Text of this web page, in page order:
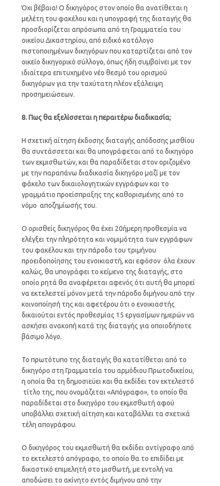
Όχι βέβαια! Ο δικηγόρος στον οποίο θα ανατίθεται η
μελέτη του φακέλου και η υπογραφή της διαταγής θα
προσδιορίζεται απρόσωπα από τη Γραμματεία του
οικείου Δικαστηρίου, από ειδικό κατάλογο
πιστοποιημένων δικηγόρων που καταρτίζεται από τον
οικείο δικηγορικό σύλλογο, όπως ήδη συμβαίνει με τον
ιδιαίτερα επιτυχημένο νέο θεσμό του ορισμού
δικηγόρων για την ταχύτατη πλέον εξάλειψη
προσημειώσεων.
8. Πως θα εξελίσσεται η περαιτέρω διαδικασία;
Η σχετική αίτηση έκδοσης διαταγής απόδοσης μισθίου
θα συντάσσεται και θα υπογράφεται από το δικηγόρο
των εκμισθωτών, και θα παραδίδεται στον οριζομένο
με την παραπάνω διαδικασία δικηγόρο μαζί με τον
φάκελο των δικαιολογητικών εγγράφων και το
γραμμάτιο προείσπραξης της καθορισμένης από το
νόμο αποζημίωσής του.
Ο ορισθείς δικηγόρος θα έχει 20ήμερη προθεσμία να
ελέγξει την πληρότητα και νομιμότητα των εγγράφων
του φακέλου και την πάροδο του τριμήνου
προειδοποίησης του ενοικιαστή, και εφόσον όλα έχουν
καλώς, θα υπογράφει το κείμενο της διαταγής, στο
οποίο ρητά θα αναφέρεται αφενός ότι αυτή θα μπορεί
να εκτελεστεί μόνον μετά την πάροδο διμήνου από την
κοινοποίησή της και αφετέρου ότι ο ενοικιαστής
δικαιούται εντός προθεσμίας 15 εργασίμων ημερών να
ασκήσει ανακοπή κατά της διαταγής για οποιοδήποτε
βάσιμο λόγο.
Το πρωτότυπο της διαταγής θα κατατίθεται από το
δικηγόρο στη Γραμματεία του αρμόδιου Πρωτοδικείου,
η οποία θα τη δημοσιεύει και θα εκδίδει τον εκτελεστό
τίτλο της, που ονομάζεται «Απόγραφο», το οποίο θα
παραδίδεται στο δικηγόρο του εκμισθωτή αφού
υποβάλλει σχετική αίτηση και καταβάλλει τα σχετικά
τέλη απογράφου.
Ο δικηγόρος του εκμισθωτή θα εκδίδει αντίγραφο από
το εκτελεστό απόγραφο, το οποίο θα το επιδίδει με
δικαστικό επιμελητή στο μισθωτή, με εντολή να
αποδώσει το ακίνητο εντός διμήνου από την